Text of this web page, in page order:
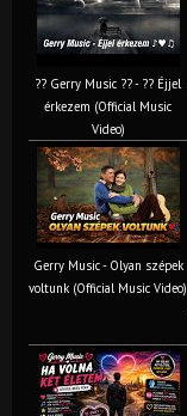
?? Gerry Music ?? - ?? Éjjel
érkezem (Official Music
Video)
Gerry Music - Olyan szépek
voltunk (Official Music Video)